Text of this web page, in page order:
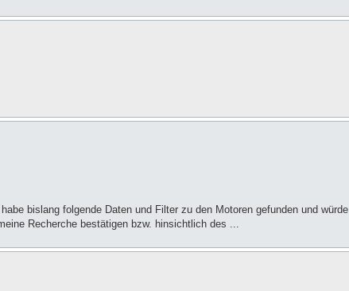
bislang folgende Daten und Filter zu den Motoren gefunden und würde
Recherche bestätigen bzw. hinsichtlich des ...